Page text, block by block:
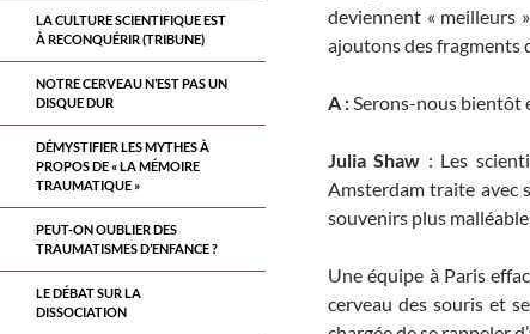
deviennent « meilleurs
ajoutons des fragments
A :Serons-nous bientôt
Julia Shaw : Les
Amsterdam traite avec
souvenirs plus
Une équipe à Paris
cerveau des souris et
LA CULTURE SCIENTIFIQUE EST
À RECONQUÉRIR (TRIBUNE)
NOTRE CERVEAU N’EST PAS UN
DISQUE DUR
DÉMYSTIFIER LES MYTHES À
PROPOS DE « LA MÉMOIRE
TRAUMATIQUE »
PEUT-ON OUBLIER DES
TRAUMATISMES D’ENFANCE ?
LE DÉBAT SUR LA
DISSOCIATION